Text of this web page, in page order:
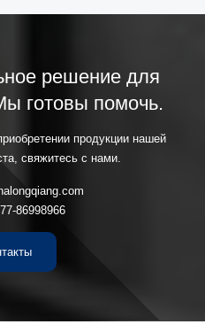
решение для
готовы помочь.
продукции нашей
свяжитесь с нами.
86998966